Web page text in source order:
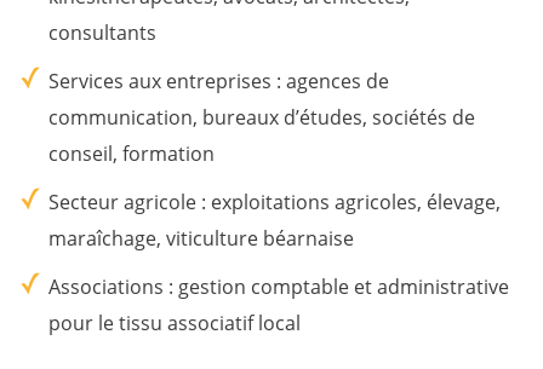
consultants
Services aux entreprises : agences de
communication, bureaux d’études, sociétés de
conseil, formation
Secteur agricole : exploitations agricoles, élevage,
maraîchage, viticulture béarnaise
Associations : gestion comptable et administrative
pour le tissu associatif local